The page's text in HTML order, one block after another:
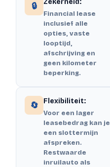
🔒 Zekerheid:
Financial lease
inclusief alle
opties, vaste
looptijd,
afschrijving en
geen kilometer
beperking.
🔄 Flexibiliteit:
Voor een lager
leasebedrag kan je
een slottermijn
afspreken.
Restwaarde
inruilauto als